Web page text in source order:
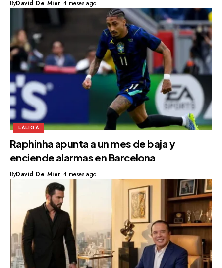
ByDavid De Mier 4 meses ago
LALIGA
Raphinha apunta a un mes de baja y
enciende alarmas en Barcelona
ByDavid De Mier 4 meses ago